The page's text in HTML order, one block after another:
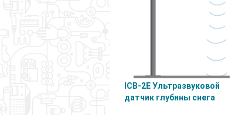
ICB-2E Ультразвуковой
датчик глубины снега